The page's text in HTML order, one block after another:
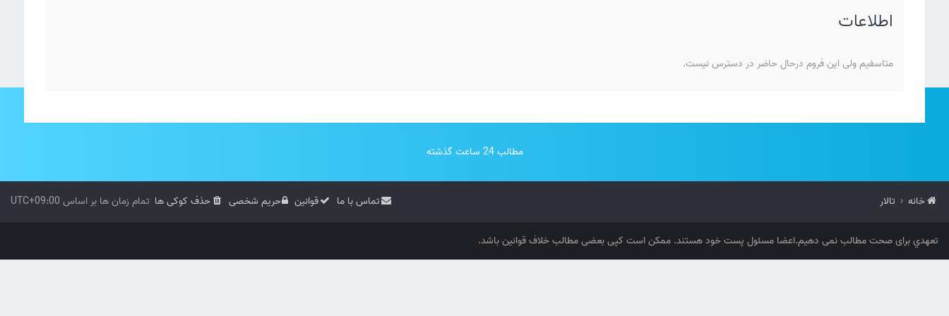
اطلاعات
متاسفیم ولی این فروم درحال حاضر در دسترس نیست.
مطالب 24 ساعت گذشته
خانه تالار تمام زمان ها بر اساس UTC+09:00 حذف کوکی ها حریم شخصی قوانین تماس با ما
تعهدي برای صحت مطالب نمی دهیم.اعضا مسئول پست خود هستند. ممکن است کپی بعضی مطالب خلاف قوانین باشد.